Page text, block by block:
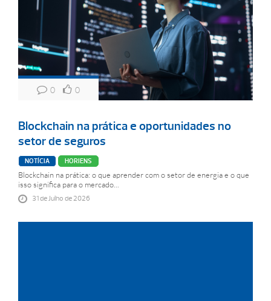
0 0
Blockchain na prática e oportunidades no
setor de seguros
NOTÍCIA HORIENS
Blockchain na prática: o que aprender com o setor de energia e o que
isso significa para o mercado...
31 de Julho de 2026